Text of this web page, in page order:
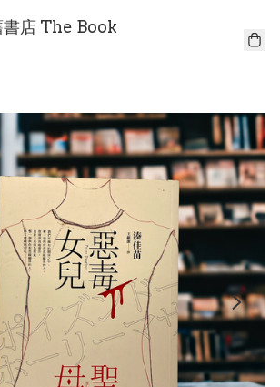
書店 The Book